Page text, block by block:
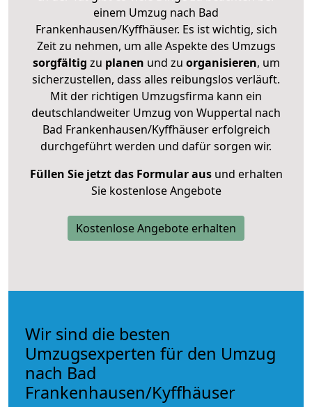
einem Umzug nach Bad
Frankenhausen/Kyffhäuser. Es ist wichtig, sich
Zeit zu nehmen, um alle Aspekte des Umzugs
sorgfältig zu planen und zu organisieren, um
sicherzustellen, dass alles reibungslos verläuft.
Mit der richtigen Umzugsfirma kann ein
deutschlandweiter Umzug von Wuppertal nach
Bad Frankenhausen/Kyffhäuser erfolgreich
durchgeführt werden und dafür sorgen wir.
Füllen Sie jetzt das Formular ausund erhalten
Sie kostenlose Angebote
Kostenlose Angebote erhalten
Wir sind die besten
Umzugsexperten für den Umzug
nach Bad
Frankenhausen/Kyffhäuser